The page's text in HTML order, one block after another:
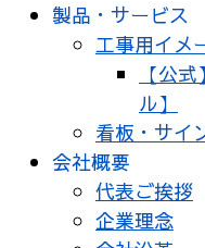
製品・サービス
工事用イメ
【公
ル】
看板・サイ
会社概要
代表ご挨拶
企業理念